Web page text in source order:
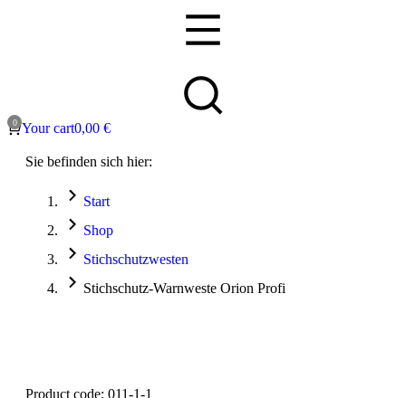
Your cart0,00 €
Sie befinden sich hier:
Start
Shop
Stichschutzwesten
Stichschutz-Warnweste Orion Profi
Product code: 011-1-1